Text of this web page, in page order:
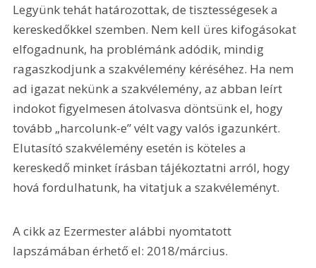
Legyünk tehát határozottak, de tisztességesek a
kereskedőkkel szemben. Nem kell üres kifogásokat
elfogadnunk, ha problémánk adódik, mindig
ragaszkodjunk a szakvélemény kéréséhez. Ha nem
ad igazat nekünk a szakvélemény, az abban leírt
indokot figyelmesen átolvasva döntsünk el, hogy
tovább „harcolunk-e” vélt vagy valós igazunkért.
Elutasító szakvélemény esetén is köteles a
kereskedő minket írásban tájékoztatni arról, hogy
hová fordulhatunk, ha vitatjuk a szakvéleményt.
A cikk az Ezermester alábbi nyomtatott
lapszámában érhető el: 2018/március.